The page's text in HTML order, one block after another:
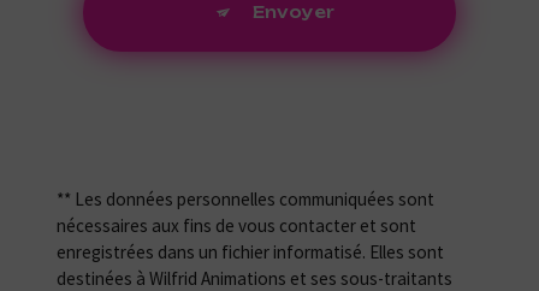
Envoyer
** Les données personnelles communiquées sont
nécessaires aux fins de vous contacter et sont
enregistrées dans un fichier informatisé. Elles sont
destinées à Wilfrid Animations et ses sous-traitants